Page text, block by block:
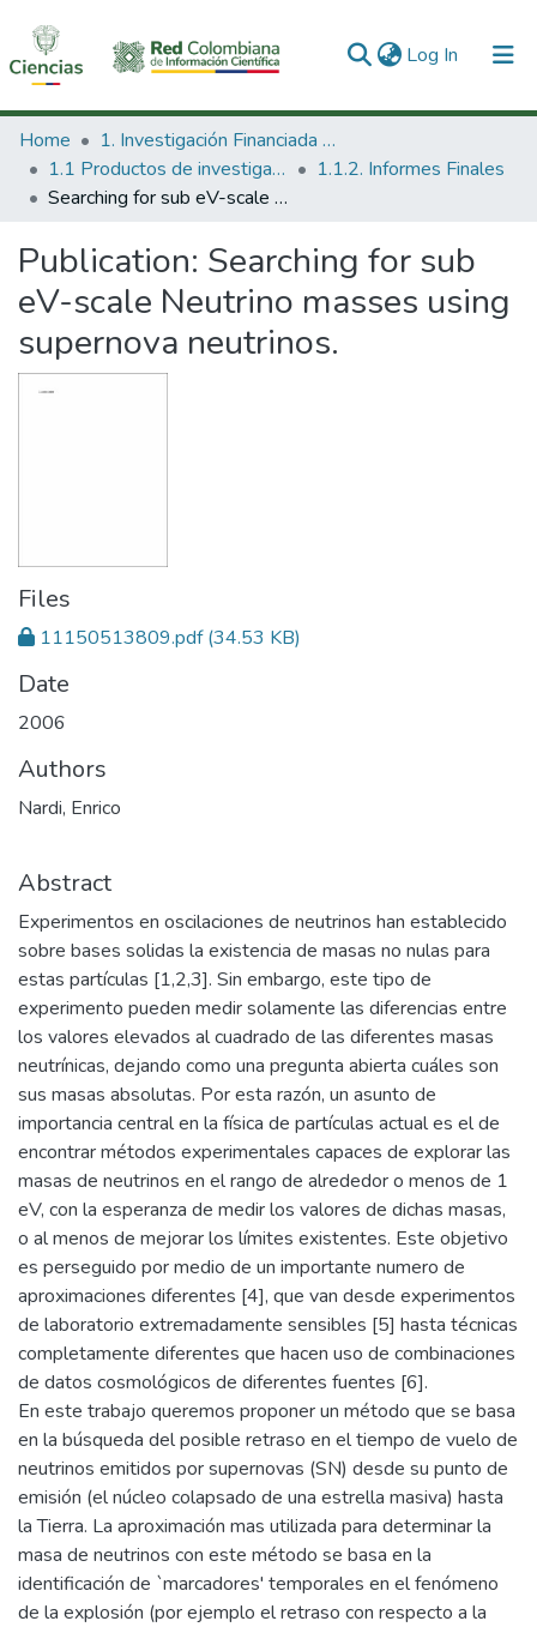
Log In (current)
Communities & Collections
All of DSpace
Home
1. Investigación Financiada con Recursos Públicos
1.1 Productos de investigación
1.1.2. Informes Finales
Searching for sub eV-scale Neutrino masses using supernova neutrinos.
Publication: Searching for sub
eV-scale Neutrino masses using
supernova neutrinos.
Files
11150513809.pdf(34.53 KB)
Date
2006
Authors
Nardi, Enrico
Abstract
Experimentos en oscilaciones de neutrinos han establecido
sobre bases solidas la existencia de masas no nulas para
estas partículas [1,2,3]. Sin embargo, este tipo de
experimento pueden medir solamente las diferencias entre
los valores elevados al cuadrado de las diferentes masas
neutrínicas, dejando como una pregunta abierta cuáles son
sus masas absolutas. Por esta razón, un asunto de
importancia central en la física de partículas actual es el de
encontrar métodos experimentales capaces de explorar las
masas de neutrinos en el rango de alrededor o menos de 1
eV, con la esperanza de medir los valores de dichas masas,
o al menos de mejorar los límites existentes. Este objetivo
es perseguido por medio de un importante numero de
aproximaciones diferentes [4], que van desde experimentos
de laboratorio extremadamente sensibles [5] hasta técnicas
completamente diferentes que hacen uso de combinaciones
de datos cosmológicos de diferentes fuentes [6].
En este trabajo queremos proponer un método que se basa
en la búsqueda del posible retraso en el tiempo de vuelo de
neutrinos emitidos por supernovas (SN) desde su punto de
emisión (el núcleo colapsado de una estrella masiva) hasta
la Tierra. La aproximación mas utilizada para determinar la
masa de neutrinos con este método se basa en la
identificación de `marcadores' temporales en el fenómeno
de la explosión (por ejemplo el retraso con respecto a la